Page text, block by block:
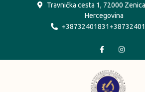
Travnička cesta 1, 72000
Hercegovina